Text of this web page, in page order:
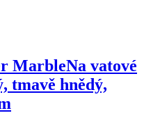
MarbleNa vatové
tmavě hnědý,